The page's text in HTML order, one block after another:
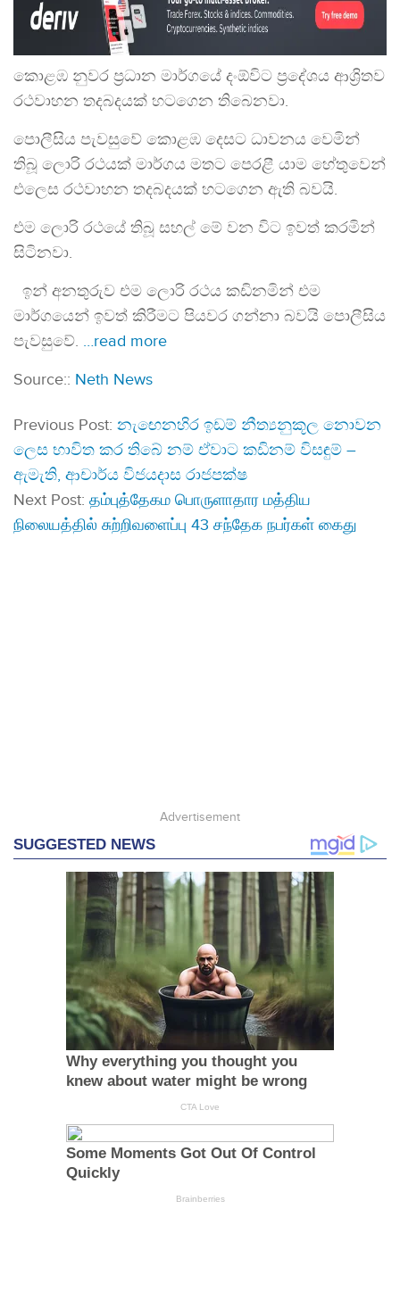
කොළඹ නුවර ප්‍රධාන මාර්ගයේ දංඕවිට ප්‍රදේශය ආශ්‍රිතව
රථවාහන තදබදයක් හටගෙන තිබෙනවා.
පොලීසිය පැවසුවේ කොළඹ දෙසට ධාවනය වෙමින්
තිබූ ලොරි රථයක් මාර්ගය මතට පෙරළී යාම හේතුවෙන්
එලෙස රථවාහන තදබදයක් හටගෙන ඇති බවයි.
එම ලොරි රථයේ තිබූ සහල් මේ වන විට ඉවත් කරමින්
සිටිනවා.
ඉන් අනතුරුව එම ලොරි රථය කඩිනමින් එම
මාර්ගයෙන් ඉවත් කිරීමට පියවර ගන්නා බවයි පොලීසිය
පැවසුවේ. …read more
Source:: Neth News
Previous Post: නැඟෙනහිර ඉඩම් නීත්‍යනුකූල නොවන
ලෙස භාවිත කර තිබේ නම් ඒවාට කඩිනම් විසඳුම් –
ඇමැති, ආචාර්ය විජයදාස රාජපක්ෂ
Next Post: தம்புத்தேகம பொருளாதார மத்திய
நிலையத்தில் சுற்றிவளைப்பு 43 சந்தேக நபர்கள் கைது
Advertisement